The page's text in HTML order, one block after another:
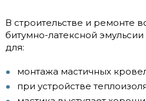
В строительстве и ремонте
битумно-латексной
для:
монтажа мастичных
при устройстве